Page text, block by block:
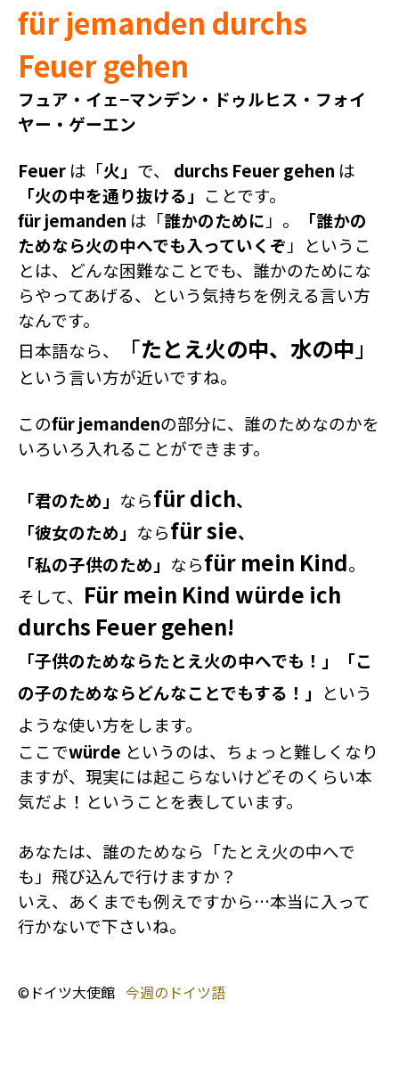
für jemanden durchs
Feuer gehen
フュア・イェ−マンデン・ドゥルヒス・フォイ
ヤー・ゲーエン
Feuer は「火」 で、 durchs Feuer gehen は
「火の中を通り抜ける」 ことです。
für jemanden は「誰かのために 」。 「誰かの
ためなら火の中へでも入っていくぞ 」というこ
とは、 どんな困難なことでも、誰かのためにな
らやってあげる、という気持ちを例える言い方
なんです。
日本語なら、
「たとえ火の中、水の中 」
という言い方が近いですね。
このfür jemandenの部分に、誰のためなのかを
いろいろ入れることができます。
「君のため」 ならfür dich、
「彼女のため」 ならfür sie、
「私の子供のため」 ならfür mein Kind。
そして、 Für mein Kind würde ich
durchs Feuer gehen!
「子供のためならたとえ火の中へでも！」「こ
の子のためならどんなことでもする！」 という
ような使い方をします。
ここでwürde というのは、ちょっと難しくなり
ますが、現実には起こらないけどそのくらい本
気だよ！ということを表しています。
あなたは、誰のためなら「たとえ火の中へで
も」飛び込んで行けますか？
いえ、あくまでも例えですから…本当に入って
行かないで下さいね。
©ドイツ大使館 今週のドイツ語